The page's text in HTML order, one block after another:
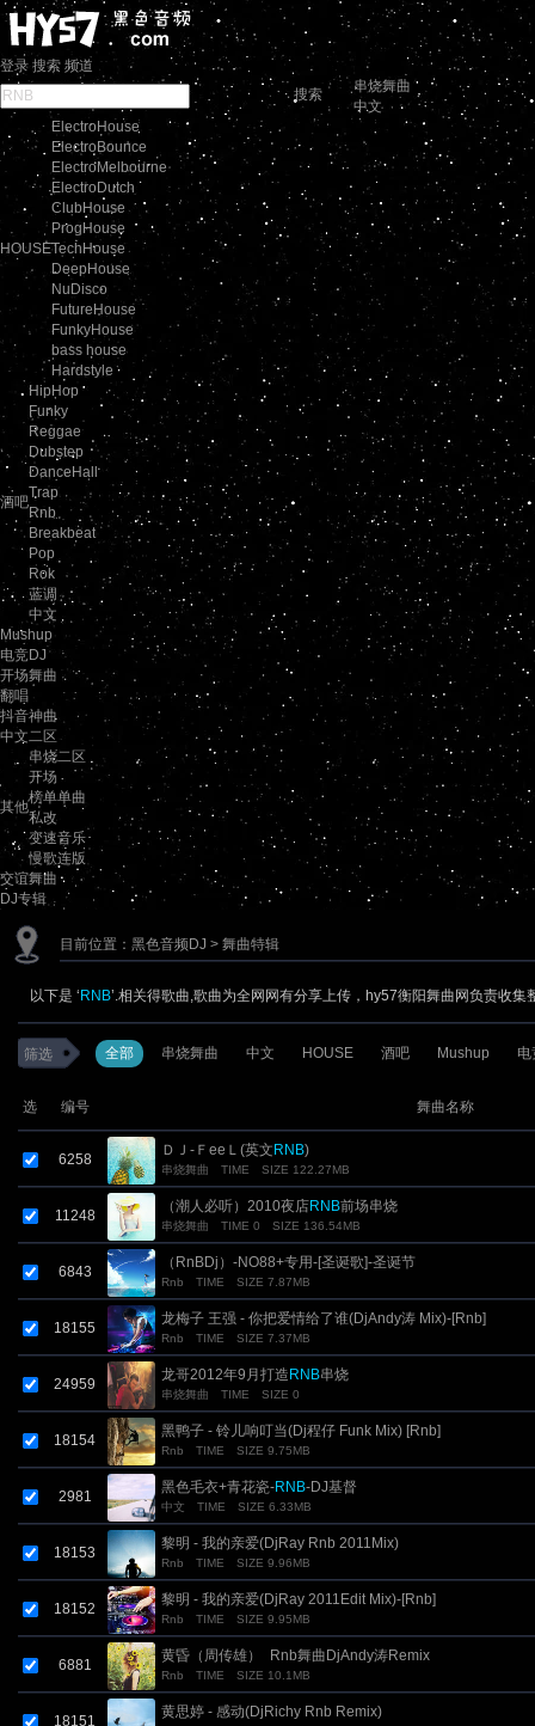
登录 搜索 频道
搜索
串烧舞曲
中文
HOUSE
ElectroHouse
ElectroBounce
ElectroMelbourne
ElectroDutch
ClubHouse
ProgHouse
TechHouse
DeepHouse
NuDisco
FutureHouse
FunkyHouse
bass house
Hardstyle
酒吧
HipHop
Funky
Reggae
Dubstep
DanceHall
Trap
Rnb
Breakbeat
Pop
Rok
蓝调
中文
Mushup
电竞DJ
开场舞曲
翻唱
抖音神曲
中文二区
其他
串烧二区
开场
榜单单曲
私改
变速音乐
慢歌连版
交谊舞曲
DJ专辑
目前位置： 黑色音频DJ > 舞曲特辑
以下是 ‘ RNB’.相关得歌曲,歌曲为全网网有分享上传，hy57衡阳舞曲网负责收集
筛选 全部 串烧舞曲 中文 HOUSE 酒吧 Mushup 电
选 编号 舞曲名称
6258
ＤＪ-ＦeeＬ(英文 RNB)
串烧舞曲 TIME SIZE 122.27MB
11248
（潮人必听）2010夜店RNB前场串烧
串烧舞曲 TIME 0 SIZE 136.54MB
6843
（RnBDj）-NO88+专用-[圣诞歌]-圣诞节
Rnb TIME SIZE 7.87MB
18155
龙梅子 王强 - 你把爱情给了谁(DjAndy涛 Mix)-[Rnb]
Rnb TIME SIZE 7.37MB
24959
龙哥2012年9月打造 RNB串烧
串烧舞曲 TIME SIZE 0
18154
黑鸭子 - 铃儿响叮当(Dj程仔 Funk Mix) [Rnb]
Rnb TIME SIZE 9.75MB
2981
黑色毛衣+青花瓷-RNB-DJ基督
中文 TIME SIZE 6.33MB
18153
黎明 - 我的亲爱(DjRay Rnb 2011Mix)
Rnb TIME SIZE 9.96MB
18152
黎明 - 我的亲爱(DjRay 2011Edit Mix)-[Rnb]
Rnb TIME SIZE 9.95MB
6881
黄昏（周传雄）_Rnb舞曲DjAndy涛Remix
Rnb TIME SIZE 10.1MB
18151
黄思婷 - 感动(DjRichy Rnb Remix)